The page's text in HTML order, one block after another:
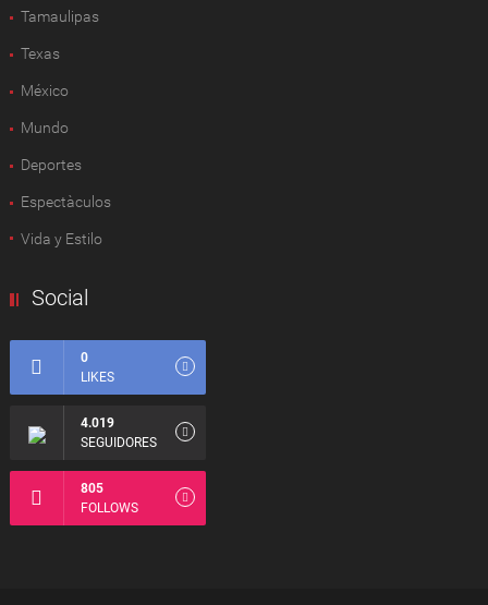
Tamaulipas
Texas
México
Mundo
Deportes
Espectàculos
Vida y Estilo
Social
0
LIKES
4.019
SEGUIDORES
805
FOLLOWS